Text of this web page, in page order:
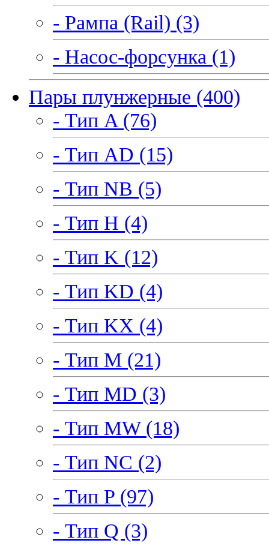
- Рампа (Rail) (3)
- Насос-форсунка (1)
Пары плунжерные (400)
- Тип A (76)
- Тип AD (15)
- Тип NB (5)
- Тип H (4)
- Тип K (12)
- Тип KD (4)
- Тип KX (4)
- Тип M (21)
- Тип MD (3)
- Тип MW (18)
- Тип NC (2)
- Тип P (97)
- Тип Q (3)